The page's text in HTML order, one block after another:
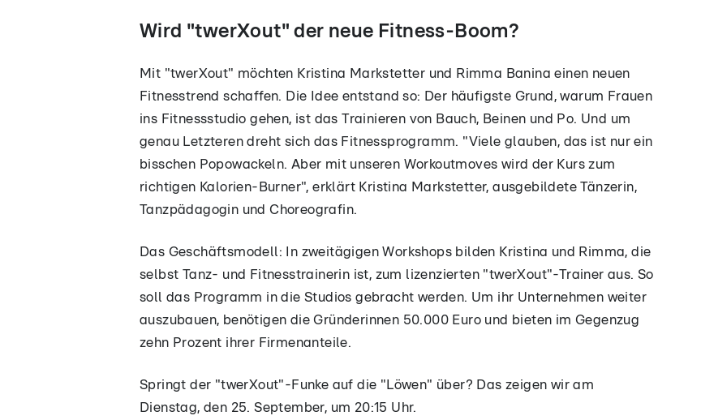
Wird "twerXout" der neue Fitness-Boom?
Mit "twerXout" möchten Kristina Markstetter und Rimma Banina einen neuen
Fitnesstrend schaffen. Die Idee entstand so: Der häufigste Grund, warum Frauen
ins Fitnessstudio gehen, ist das Trainieren von Bauch, Beinen und Po. Und um
genau Letzteren dreht sich das Fitnessprogramm. "Viele glauben, das ist nur ein
bisschen Popowackeln. Aber mit unseren Workoutmoves wird der Kurs zum
richtigen Kalorien-Burner", erklärt Kristina Markstetter, ausgebildete Tänzerin,
Tanzpädagogin und Choreografin.
Das Geschäftsmodell: In zweitägigen Workshops bilden Kristina und Rimma, die
selbst Tanz- und Fitnesstrainerin ist, zum lizenzierten "twerXout"-Trainer aus. So
soll das Programm in die Studios gebracht werden. Um ihr Unternehmen weiter
auszubauen, benötigen die Gründerinnen 50.000 Euro und bieten im Gegenzug
zehn Prozent ihrer Firmenanteile.
Springt der "twerXout"-Funke auf die "Löwen" über? Das zeigen wir am
Dienstag, den 25. September, um 20:15 Uhr.